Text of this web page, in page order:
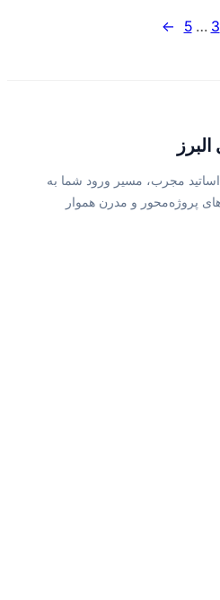
3
…
5
→
اساتید مجرب، مسیر ورود شما به
پروژه‌محور و مدرن هموار